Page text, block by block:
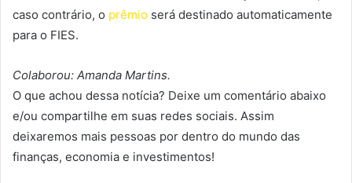
caso contrário, o prêmio será destinado automaticamente
para o FIES.
Colaborou: Amanda Martins.
O que achou dessa notícia? Deixe um comentário abaixo
e/ou compartilhe em suas redes sociais. Assim
deixaremos mais pessoas por dentro do mundo das
finanças, economia e investimentos!